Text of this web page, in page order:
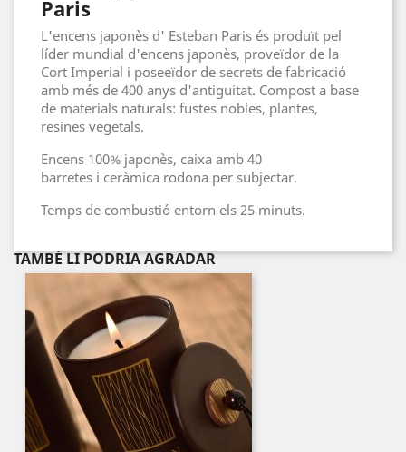
Paris
L'encens japonès d' Esteban Paris és produït pel
líder mundial d'encens japonès, proveïdor de la
Cort Imperial i poseeïdor de secrets de fabricació
amb més de 400 anys d'antiguitat. Compost a base
de materials naturals: fustes nobles, plantes,
resines vegetals.
Encens 100% japonès, caixa amb 40
barretes i ceràmica rodona per subjectar.
Temps de combustió entorn els 25 minuts.
TAMBÉ LI PODRIA AGRADAR